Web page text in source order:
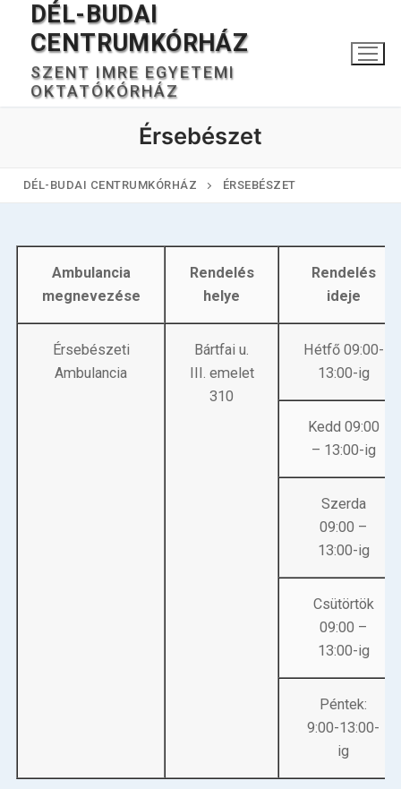
Ugrás
tartalomra
DÉL-BUDAI
CENTRUMKÓRHÁZ
SZENT IMRE EGYETEMI
OKTATÓKÓRHÁZ
Keresése:
Főoldal
Kórházunkról
Érsebészet
DÉL-BUDAI CENTRUMKÓRHÁZ ÉRSEBÉSZET
Ambulancia
megnevezése
Rendelés
helye
Rendelés
ideje
Érsebészeti
Ambulancia
Bártfai u.
III. emelet
310
Hétfő 09:00-
13:00-ig
Kedd 09:00
– 13:00-ig
Szerda
09:00 –
13:00-ig
Csütörtök
09:00 –
13:00-ig
Péntek:
9:00-13:00-
ig